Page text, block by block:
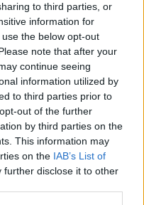
to third parties, or
information for
the below opt-out
note that after your
continue seeing
information utilized by
to third parties prior to
out of the further
by third parties on the
This information may
on the IAB’s List of
further disclose it to other